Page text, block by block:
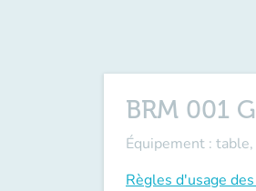
BRM 001
Équipement :
Règles d'usage